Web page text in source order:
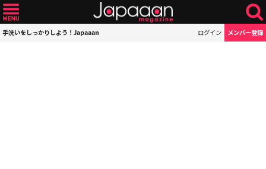
手洗いをしっかりしよう！Japaaan ログイン メンバー登録